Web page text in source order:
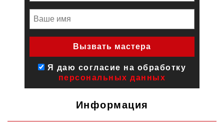
Я даю согласие на обработку
персональных данных
Информация